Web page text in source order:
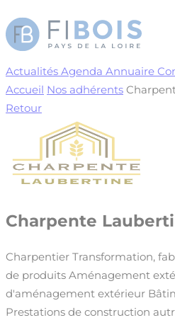
Actualités Agenda Annuaire
Accueil Nos adhérents
Retour
Charpente
Charpentier Transformation,
de produits Aménagement
d'aménagement extérieur
Prestations de construction